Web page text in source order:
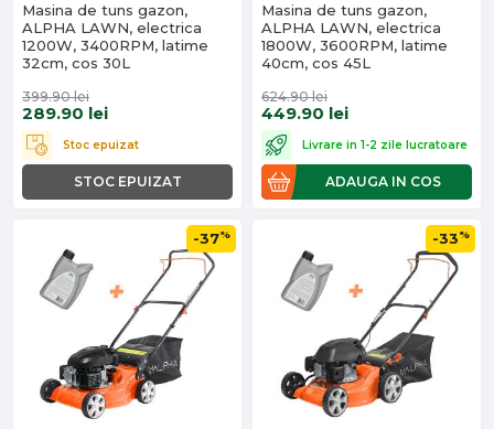
Masina de tuns gazon,
ALPHA LAWN, electrica
1200W, 3400RPM, latime
32cm, cos 30L
289.90 lei
399.90 lei
Stoc epuizat
STOC EPUIZAT
Masina de tuns gazon,
ALPHA LAWN, electrica
1800W, 3600RPM, latime
40cm, cos 45L
449.90 lei
624.90 lei
Livrare in 1-2 zile lucratoare
ADAUGA IN COS
-37% -33%